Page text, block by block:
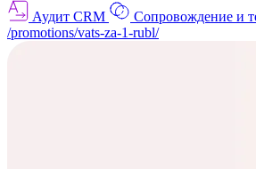
Аудит CRM
Сопровождение и
/promotions/vats-za-1-rubl/